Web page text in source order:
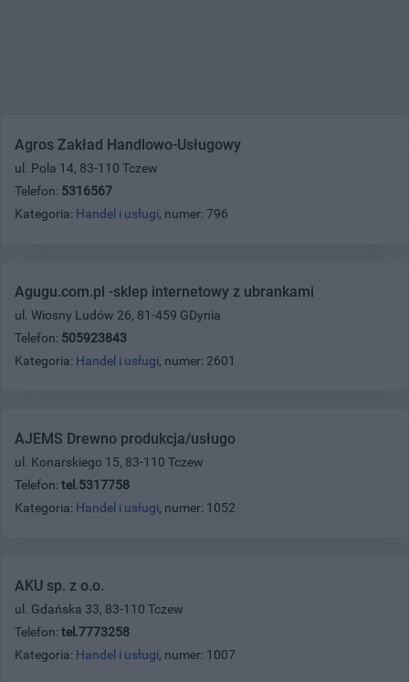
Agros Zakład Handlowo-Usługowy
ul. Pola 14, 83-110 Tczew
Telefon: 5316567
Kategoria: Handel i usługi, numer: 796
Agugu.com.pl -sklep internetowy z ubrankami
ul. Wiosny Ludów 26, 81-459 GDynia
Telefon: 505923843
Kategoria: Handel i usługi, numer: 2601
AJEMS Drewno produkcja/usługo
ul. Konarskiego 15, 83-110 Tczew
Telefon: tel.5317758
Kategoria: Handel i usługi, numer: 1052
AKU sp. z o.o.
ul. Gdańska 33, 83-110 Tczew
Telefon: tel.7773258
Kategoria: Handel i usługi, numer: 1007